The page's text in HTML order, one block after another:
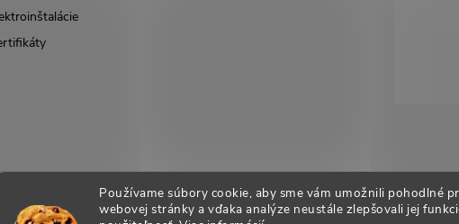
Používame súbory cookie, aby sme vám umožnili pohodlné
webovej stránky a vďaka analýze neustále zlepšovali jej
Iso1 Iso14002